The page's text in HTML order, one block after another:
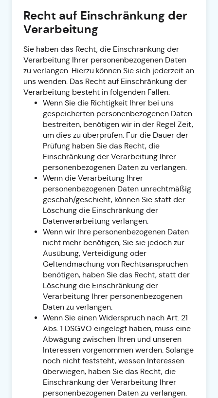
Recht auf Einschränkung der
Verarbeitung
Sie haben das Recht, die Einschränkung der
Verarbeitung Ihrer personenbezogenen Daten
zu verlangen. Hierzu können Sie sich jederzeit an
uns wenden. Das Recht auf Einschränkung der
Verarbeitung besteht in folgenden Fällen:
Wenn Sie die Richtigkeit Ihrer bei uns
gespeicherten personenbezogenen Daten
bestreiten, benötigen wir in der Regel Zeit,
um dies zu überprüfen. Für die Dauer der
Prüfung haben Sie das Recht, die
Einschränkung der Verarbeitung Ihrer
personenbezogenen Daten zu verlangen.
Wenn die Verarbeitung Ihrer
personenbezogenen Daten unrechtmäßig
geschah/geschieht, können Sie statt der
Löschung die Einschränkung der
Datenverarbeitung verlangen.
Wenn wir Ihre personenbezogenen Daten
nicht mehr benötigen, Sie sie jedoch zur
Ausübung, Verteidigung oder
Geltendmachung von Rechtsansprüchen
benötigen, haben Sie das Recht, statt der
Löschung die Einschränkung der
Verarbeitung Ihrer personenbezogenen
Daten zu verlangen.
Wenn Sie einen Widerspruch nach Art. 21
Abs. 1 DSGVO eingelegt haben, muss eine
Abwägung zwischen Ihren und unseren
Interessen vorgenommen werden. Solange
noch nicht feststeht, wessen Interessen
überwiegen, haben Sie das Recht, die
Einschränkung der Verarbeitung Ihrer
personenbezogenen Daten zu verlangen.